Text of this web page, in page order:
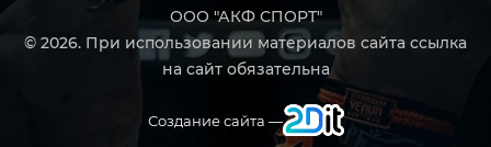
ООО "АКФ СПОРТ"
© 2026. При использовании материалов сайта ссылка
на сайт обязательна
Создание сайта —